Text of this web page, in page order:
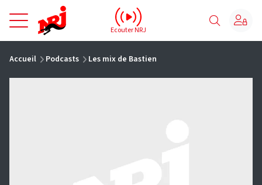
NRJ - Accueil
Ecouter NRJ
Accueil Podcasts Les mix de Bastien